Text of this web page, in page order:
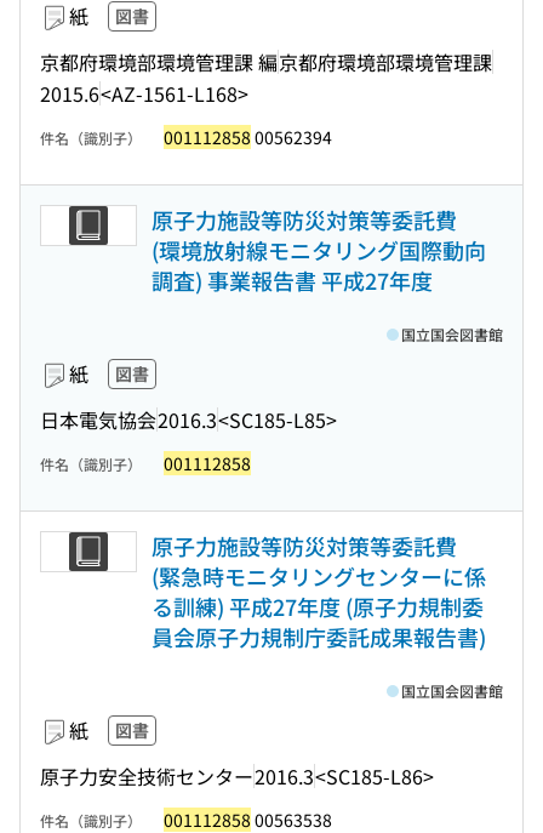
紙 図書
京都府環境部環境管理課 編京都府環境部環境管理課
2015.6<AZ-1561-L168>
件名（識別子） 001112858 00562394
原子力施設等防災対策等委託費
(環境放射線モニタリング国際動向
調査) 事業報告書 平成27年度
紙 図書
日本電気協会2016.3<SC185-L85>
国立国会図書館
件名（識別子） 001112858
原子力施設等防災対策等委託費
(緊急時モニタリングセンターに係
る訓練) 平成27年度 (原子力規制委
員会原子力規制庁委託成果報告書)
紙 図書
原子力安全技術センター2016.3<SC185-L86>
国立国会図書館
件名（識別子） 001112858 00563538